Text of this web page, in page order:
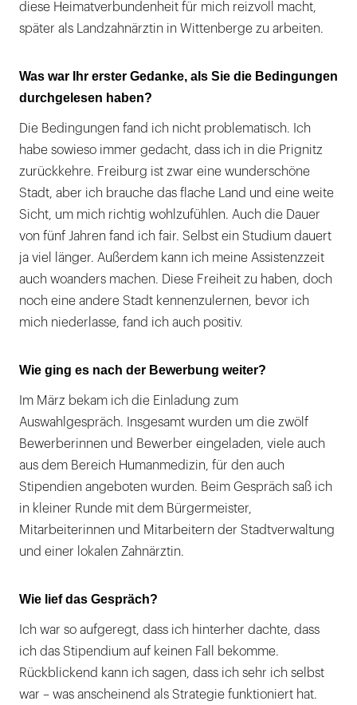
diese Heimatverbundenheit für mich reizvoll macht,
später als Landzahnärztin in Wittenberge zu arbeiten.
Was war Ihr erster Gedanke, als Sie die Bedingungen
durchgelesen haben?
Die Bedingungen fand ich nicht problematisch. Ich
habe sowieso immer gedacht, dass ich in die Prignitz
zurückkehre. Freiburg ist zwar eine wunderschöne
Stadt, aber ich brauche das flache Land und eine weite
Sicht, um mich richtig wohlzufühlen. Auch die Dauer
von fünf Jahren fand ich fair. Selbst ein Studium dauert
ja viel länger. Außerdem kann ich meine Assistenzzeit
auch woanders machen. Diese Freiheit zu haben, doch
noch eine andere Stadt kennenzulernen, bevor ich
mich niederlasse, fand ich auch positiv.
Wie ging es nach der Bewerbung weiter?
Im März bekam ich die Einladung zum
Auswahlgespräch. Insgesamt wurden um die zwölf
Bewerberinnen und Bewerber eingeladen, viele auch
aus dem Bereich Humanmedizin, für den auch
Stipendien angeboten wurden. Beim Gespräch saß ich
in kleiner Runde mit dem Bürgermeister,
Mitarbeiterinnen und Mitarbeitern der Stadtverwaltung
und einer lokalen Zahnärztin.
Wie lief das Gespräch?
Ich war so aufgeregt, dass ich hinterher dachte, dass
ich das Stipendium auf keinen Fall bekomme.
Rückblickend kann ich sagen, dass ich sehr ich selbst
war – was anscheinend als Strategie funktioniert hat.